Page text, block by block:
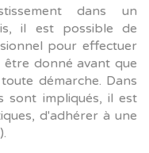
dans un
il est possible de
pour effectuer
être donné avant que
démarche. Dans
sont impliqués, il est
d'adhérer à une